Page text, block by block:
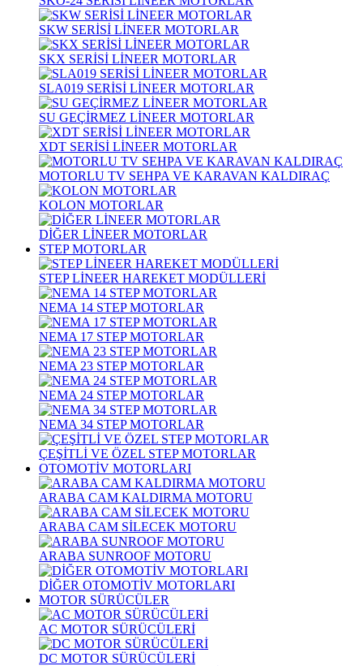
SKW SERİSİ LİNEER MOTORLAR
SKX SERİSİ LİNEER MOTORLAR
SLA019 SERİSİ LİNEER MOTORLAR
SU GEÇİRMEZ LİNEER MOTORLAR
XDT SERİSİ LİNEER MOTORLAR
MOTORLU TV SEHPA VE KARAVAN KALDIRAÇ
KOLON MOTORLAR
DİĞER LİNEER MOTORLAR
STEP MOTORLAR
STEP LİNEER HAREKET MODÜLLERİ
NEMA 14 STEP MOTORLAR
NEMA 17 STEP MOTORLAR
NEMA 23 STEP MOTORLAR
NEMA 24 STEP MOTORLAR
NEMA 34 STEP MOTORLAR
ÇEŞİTLİ VE ÖZEL STEP MOTORLAR
OTOMOTİV MOTORLARI
ARABA CAM KALDIRMA MOTORU
ARABA CAM SİLECEK MOTORU
ARABA SUNROOF MOTORU
DİĞER OTOMOTİV MOTORLARI
MOTOR SÜRÜCÜLER
AC MOTOR SÜRÜCÜLERİ
DC MOTOR SÜRÜCÜLERİ